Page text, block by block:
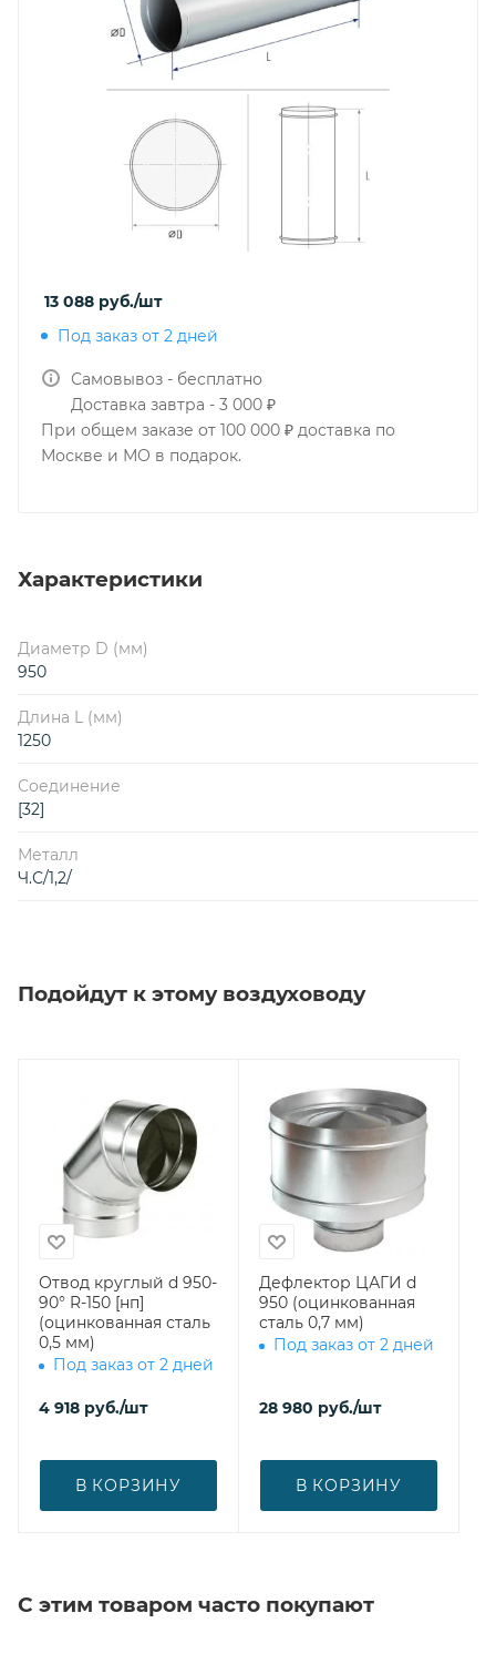
13 088 руб./шт
Под заказ от 2 дней
Самовывоз - бесплатно
Доставка завтра - 3 000 ₽
При общем заказе от 100 000 ₽ доставка по
Москве и МО в подарок.
Характеристики
Диаметр D (мм)
950
Длина L (мм)
1250
Соединение
[32]
Металл
Ч.С/1,2/
Подойдут к этому воздуховоду
Отвод круглый d 950-
90° R-150 [нп]
(оцинкованная сталь
0,5 мм)
Под заказ от 2 дней
4 918 руб./шт
В КОРЗИНУ
Дефлектор ЦАГИ d
950 (оцинкованная
сталь 0,7 мм)
Под заказ от 2 дней
28 980 руб./шт
В КОРЗИНУ
С этим товаром часто покупают